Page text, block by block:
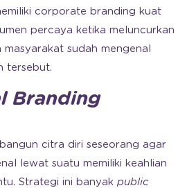
corporate branding kuat
percaya ketika meluncurkan
sudah mengenal
tersebut.
Branding
citra diri seseorang agar
lewat suatu memiliki keahlian
Strategi ini banyak public